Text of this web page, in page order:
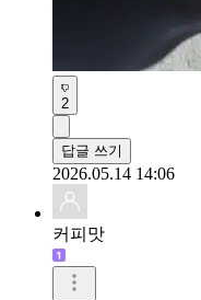
2
답글 쓰기
2026.05.14 14:06
커피맛